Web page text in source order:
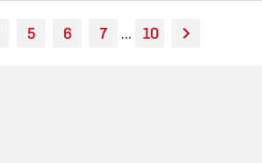
5 6 7 ... 10